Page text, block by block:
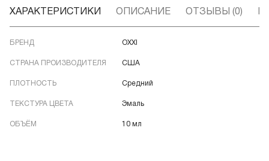
ХАРАКТЕРИСТИКИ ОПИСАНИЕ ОТЗЫВЫ (0)
БРЕНД OXXI
СТРАНА ПРОИЗВОДИТЕЛЯ США
ПЛОТНОСТЬ Средний
ТЕКСТУРА ЦВЕТА Эмаль
ОБЪЁМ 10 мл